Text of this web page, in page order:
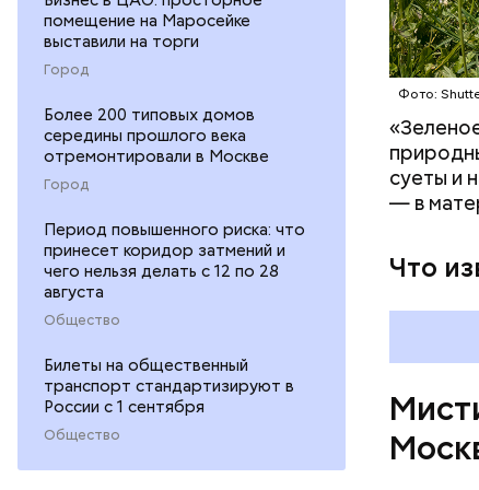
помещение на Маросейке
выставили на торги
Город
Более 200 типовых домов
середины прошлого века
отремонтировали в Москве
Город
Период повышенного риска: что
принесет коридор затмений и
чего нельзя делать с 12 по 28
августа
Общество
Билеты на общественный
транспорт стандартизируют в
России с 1 сентября
Общество
Фото:
суеты и
— в
Что
На
большим